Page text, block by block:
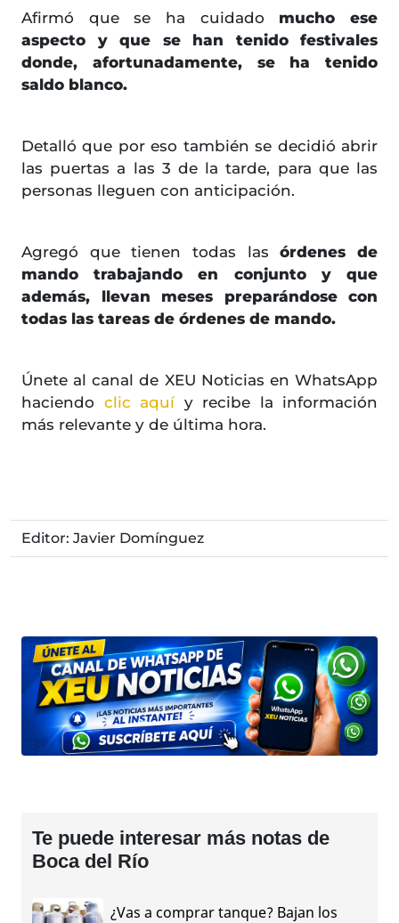
Afirmó que se ha cuidado mucho ese
aspecto y que se han tenido festivales
donde, afortunadamente, se ha tenido
saldo blanco.
Detalló que por eso también se decidió abrir
las puertas a las 3 de la tarde, para que las
personas lleguen con anticipación.
Agregó que tienen todas las órdenes de
mando trabajando en conjunto y que
además, llevan meses preparándose con
todas las tareas de órdenes de mando.
Únete al canal de XEU Noticias en WhatsApp
haciendo clic aquí y recibe la información
más relevante y de última hora.
Editor: Javier Domínguez
Te puede interesar más notas de
Boca del Río
¿Vas a comprar tanque? Bajan los